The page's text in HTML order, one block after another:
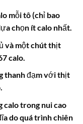
mỗi tô (chỉ bao
chọn ít calo nhất.
và một chút thịt
calo.
thanh đạm với thịt
calo trong nuicao
do quá trình chiên